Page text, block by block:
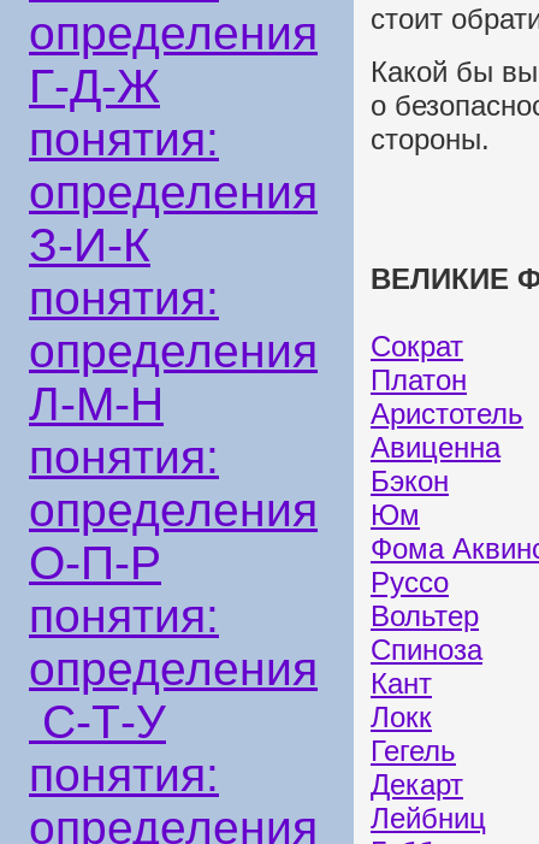
определения
Г-Д-Ж
понятия:
определения
З-И-К
понятия:
определения
Л-М-Н
понятия:
определения
О-П-Р
понятия:
определения
С-Т-У
понятия:
определения
стоит
Какой бы
о
стороны.
ВЕЛИКИЕ
Сократ
Платон
Аристотель
Авиценна
Бэкон
Юм
Фома
Руссо
Вольтер
Спиноза
Кант
Локк
Гегель
Декарт
Лейбниц